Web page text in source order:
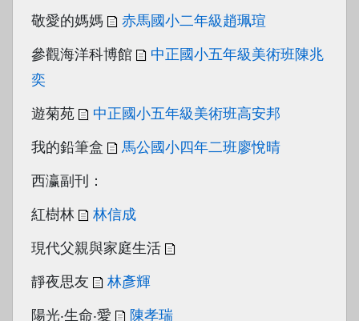
敬愛的媽媽 赤馬國小二年級趙珮瑄
參觀海洋科博館
中正國小五年級美術班陳兆
奕
遊菊苑 中正國小五年級美術班高安邦
我的鉛筆盒 馬公國小四年二班廖悅晴
西瀛副刊：
紅樹林 林信成
現代父親與家庭生活
靜夜思友 林彥輝
陽光‧生命‧愛 陳孝瑞